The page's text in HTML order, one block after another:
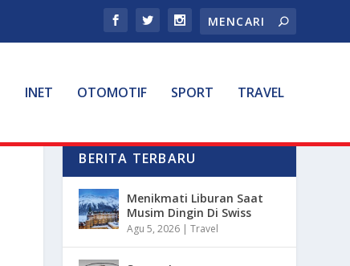
INET OTOMOTIF SPORT TRAVEL
BERITA TERBARU
Menikmati Liburan Saat
Musim Dingin Di Swiss
Agu 5, 2026 |Travel